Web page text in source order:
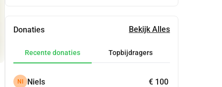
Donaties Bekijk Alles
Recente donaties Topbijdragers
NI Niels € 100